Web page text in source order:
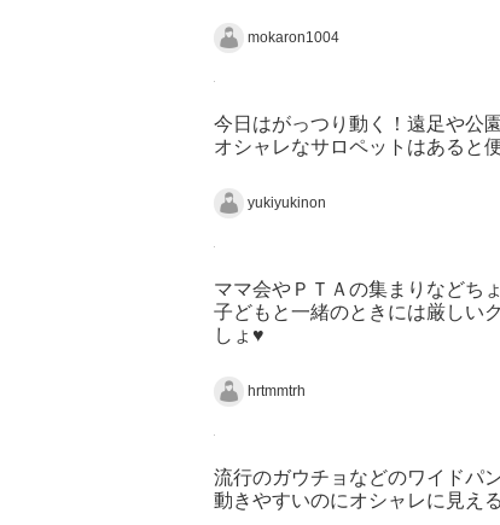
mokaron1004
今日はがっつり動く！遠足や公
オシャレなサロペットはあると
yukiyukinon
ママ会やＰＴＡの集まりなどち
子どもと一緒のときには厳しい
しょ♥
hrtmmtrh
流行のガウチョなどのワイドパ
動きやすいのにオシャレに見え